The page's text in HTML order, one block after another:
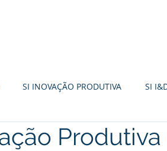
SI INOVAÇÃO PRODUTIVA SI
SI EMPREENDEDORISMO
Produtiva